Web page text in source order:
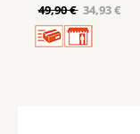
49,90 € 34,93 €